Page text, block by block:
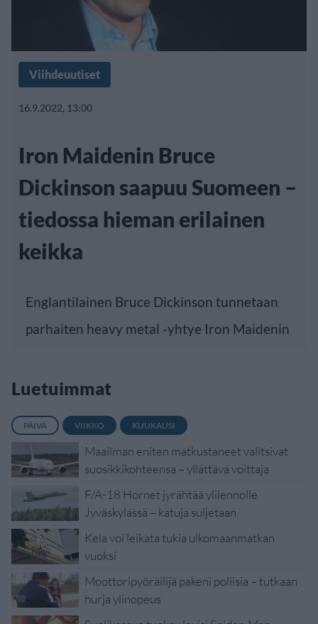
Viihdeuutiset
16.9.2022, 13:00
Iron Maidenin Bruce
Dickinson saapuu Suomeen –
tiedossa hieman erilainen
keikka
Englantilainen Bruce Dickinson tunnetaan
parhaiten heavy metal -yhtye Iron Maidenin
Luetuimmat
PÄIVÄ VIIKKO KUUKAUSI
Maailman eniten matkustaneet valitsivat
suosikkikohteensa – yllättävä voittaja
F/A-18 Hornet jyrähtää ylilennolle
Jyväskylässä – katuja suljetaan
Kela voi leikata tukia ulkomaanmatkan
vuoksi
Moottoripyöräilijä pakeni poliisia – tutkaan
hurja ylinopeus